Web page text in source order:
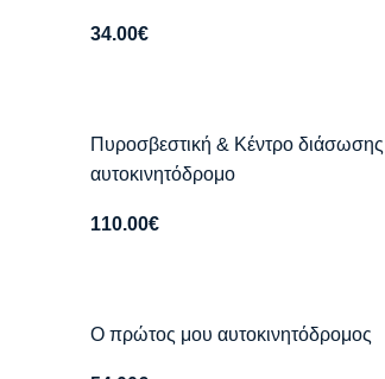
34.00€
Πυροσβεστική & Κέντρο
αυτοκινητόδρομο
110.00€
Ο πρώτος μου αυτοκινητόδρομος